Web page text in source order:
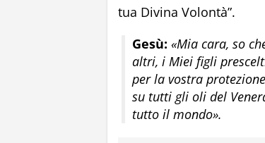
tua Divina Volontà”.
Gesù: «Mia cara, so
altri, i Miei figli
per la vostra
su tutti gli oli del
tutto il mondo».